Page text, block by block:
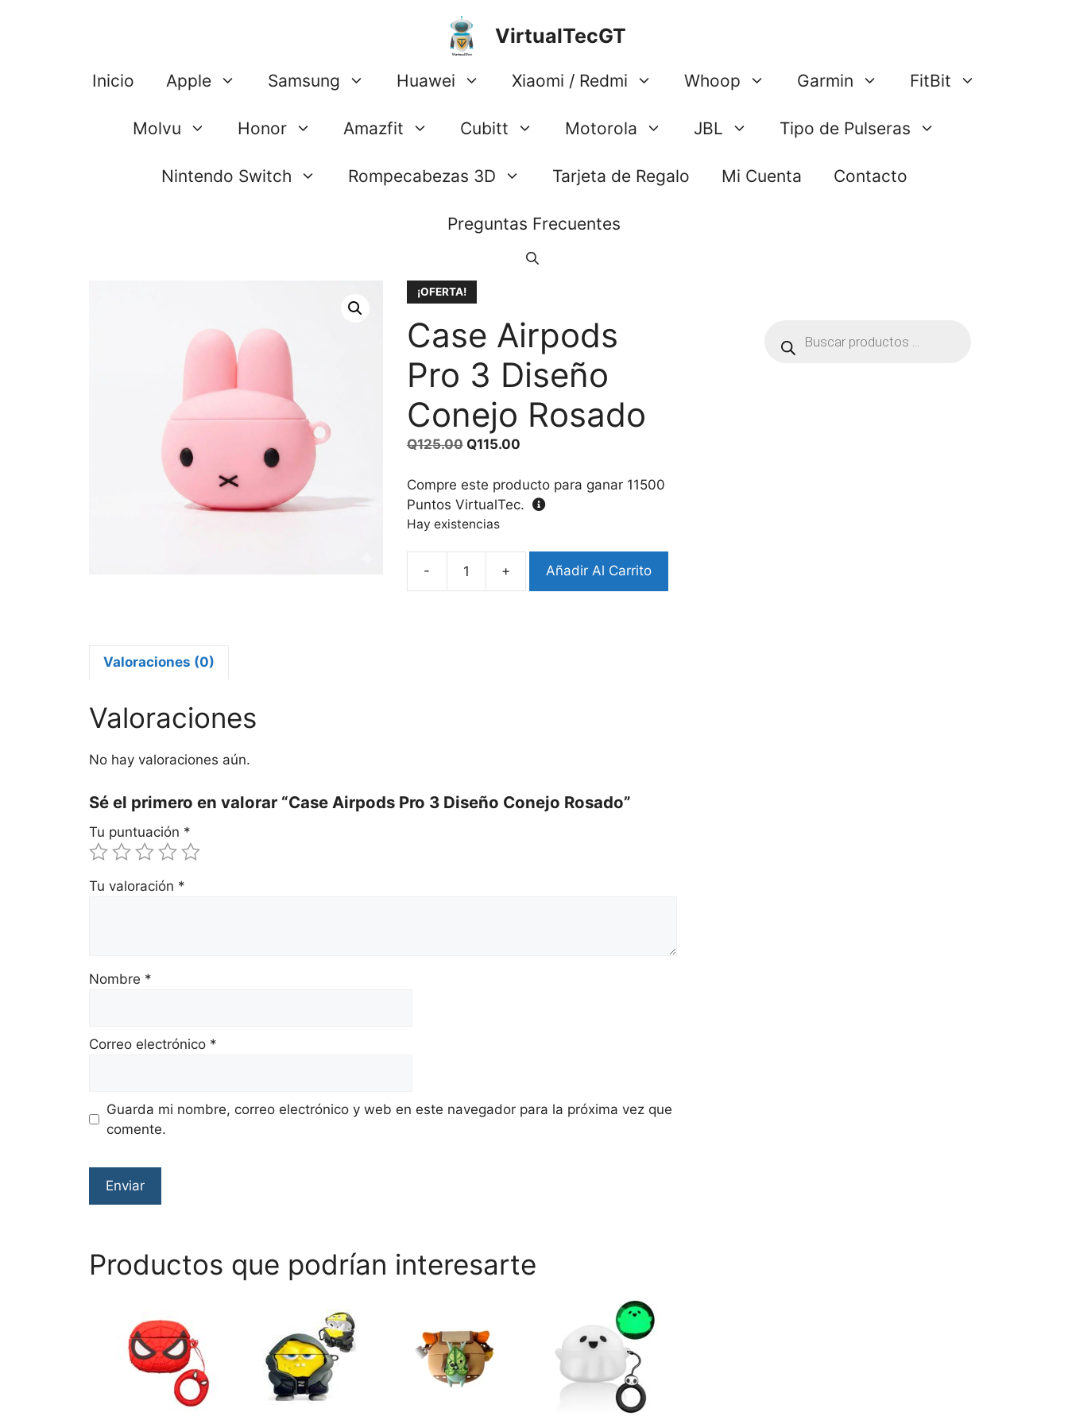
VirtualTecGT
Inicio Apple Samsung Huawei Xiaomi / Redmi Whoop Garmin FitBit
Molvu Honor Amazfit Cubitt Motorola JBL Tipo de Pulseras
Nintendo Switch Rompecabezas 3D Tarjeta de Regalo Mi Cuenta Contacto
Preguntas Frecuentes
¡OFERTA!
Case Airpods
Pro 3 Diseño
Conejo Rosado
Q125.00 El
original
era:
Q125.00.
Q115.00El
actual
es:
Compre este producto para ganar 11500
Puntos VirtualTec.
Hay existencias
- + Añadir Al Carrito
Valoraciones (0)
Valoraciones
No hay valoraciones aún.
Sé el primero en valorar “Case Airpods Pro 3 Diseño Conejo Rosado”
Tu puntuación *
Tu valoración *
Nombre *
Correo electrónico *
Guarda mi nombre, correo electrónico y web en este navegador para la próxima vez que
comente.
Productos que podrían interesarte
productos